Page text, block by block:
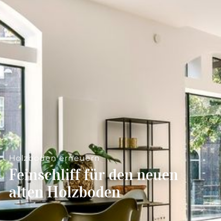
--
Holzboden erneuern
Feinschliff für den neuen
alten Holzboden